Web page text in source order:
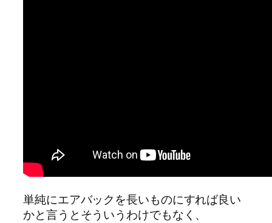
単純にエアバックを長いものにすれば良い
かと言うとそういうわけでもなく、